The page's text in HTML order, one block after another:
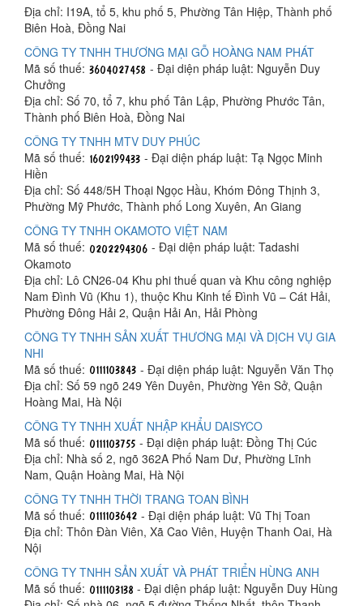
Địa chỉ: I19A, tổ 5, khu phố 5, Phường Tân Hiệp, Thành phố
Biên Hoà, Đồng Nai
CÔNG TY TNHH THƯƠNG MẠI GỖ HOÀNG NAM PHÁT
Mã số thuế:
- Đại diện pháp luật: Nguyễn Duy
Chưởng
Địa chỉ: Số 70, tổ 7, khu phố Tân Lập, Phường Phước Tân,
Thành phố Biên Hoà, Đồng Nai
CÔNG TY TNHH MTV DUY PHÚC
Mã số thuế:
- Đại diện pháp luật: Tạ Ngọc Minh
Hiền
Địa chỉ: Số 448/5H Thoại Ngọc Hầu, Khóm Đông Thịnh 3,
Phường Mỹ Phước, Thành phố Long Xuyên, An Giang
CÔNG TY TNHH OKAMOTO VIỆT NAM
Mã số thuế:
- Đại diện pháp luật: Tadashi
Okamoto
Địa chỉ: Lô CN26-04 Khu phi thuế quan và Khu công nghiệp
Nam Đình Vũ (Khu 1), thuộc Khu Kinh tế Đình Vũ – Cát Hải,
Phường Đông Hải 2, Quận Hải An, Hải Phòng
CÔNG TY TNHH SẢN XUẤT THƯƠNG MẠI VÀ DỊCH VỤ GIA
NHI
Mã số thuế:
- Đại diện pháp luật: Nguyễn Văn Thọ
Địa chỉ: Số 59 ngõ 249 Yên Duyên, Phường Yên Sở, Quận
Hoàng Mai, Hà Nội
CÔNG TY TNHH XUẤT NHẬP KHẨU DAISYCO
Mã số thuế:
- Đại diện pháp luật: Đồng Thị Cúc
Địa chỉ: Nhà số 2, ngõ 362A Phố Nam Dư, Phường Lĩnh
Nam, Quận Hoàng Mai, Hà Nội
CÔNG TY TNHH THỜI TRANG TOAN BÌNH
Mã số thuế:
- Đại diện pháp luật: Vũ Thị Toan
Địa chỉ: Thôn Đàn Viên, Xã Cao Viên, Huyện Thanh Oai, Hà
Nội
CÔNG TY TNHH SẢN XUẤT VÀ PHÁT TRIỂN HÙNG ANH
Mã số thuế:
- Đại diện pháp luật: Nguyễn Duy Hùng